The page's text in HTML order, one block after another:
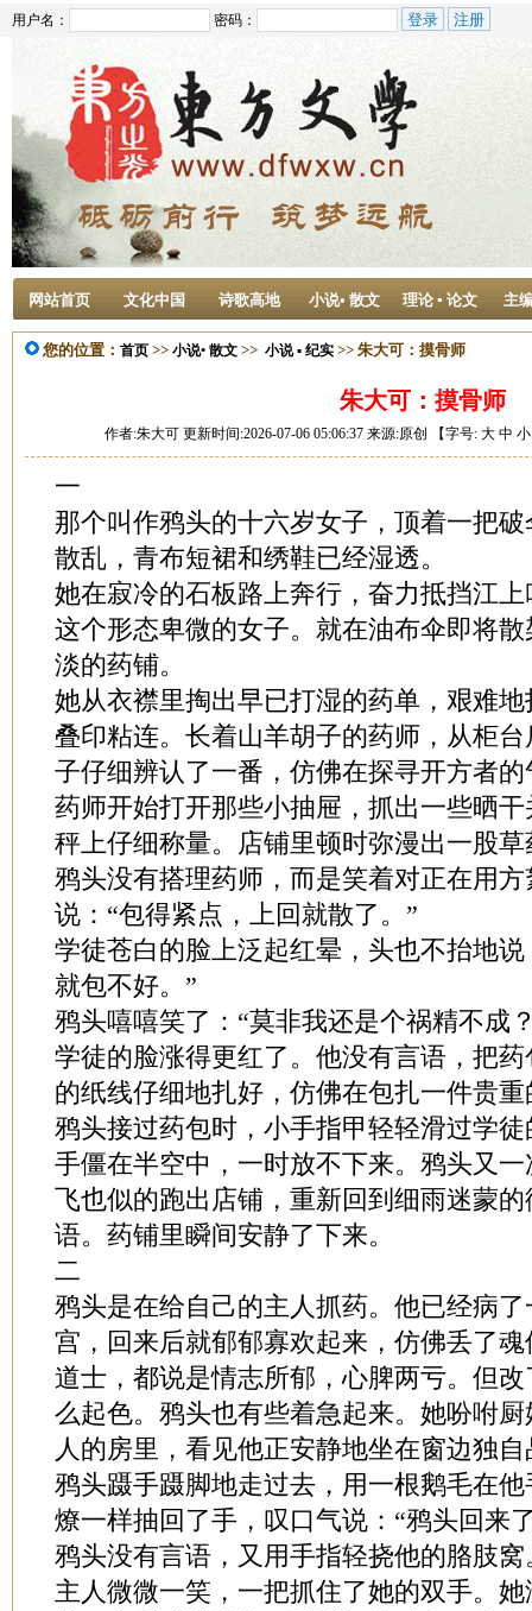
用户名： 密码：
网站首页 文化中国 诗歌高地 小说• 散文 理论 ▪ 论文 主
您的位置： 首页 >> 小说• 散文 >> 小说 ▪ 纪实 >> 朱大可：摸骨师
朱大可：摸骨师
作者:朱大可 更新时间:2026-07-06 05:06:37 来源:原创 【字号: 大 中 小
一
那个叫作鸦头的十六岁女子，顶着一把
散乱，青布短裙和绣鞋已经湿透。
她在寂冷的石板路上奔行，奋力抵挡江
这个形态卑微的女子。就在油布伞即将
淡的药铺。
她从衣襟里掏出早已打湿的药单，艰难
叠印粘连。长着山羊胡子的药师，从柜
子仔细辨认了一番，仿佛在探寻开方者的
药师开始打开那些小抽屉，抓出一些晒
秤上仔细称量。店铺里顿时弥漫出一股
鸦头没有搭理药师，而是笑着对正在用
说：“包得紧点，上回就散了。”
学徒苍白的脸上泛起红晕，头也不抬地
就包不好。”
鸦头嘻嘻笑了：“莫非我还是个祸精不成
学徒的脸涨得更红了。他没有言语，把
的纸线仔细地扎好，仿佛在包扎一件贵
鸦头接过药包时，小手指甲轻轻滑过学
手僵在半空中，一时放不下来。鸦头又
飞也似的跑出店铺，重新回到细雨迷蒙
语。药铺里瞬间安静了下来。
二
鸦头是在给自己的主人抓药。他已经病
宫，回来后就郁郁寡欢起来，仿佛丢了
道士，都说是情志所郁，心脾两亏。但
么起色。鸦头也有些着急起来。她吩咐
人的房里，看见他正安静地坐在窗边独
鸦头蹑手蹑脚地走过去，用一根鹅毛在
燎一样抽回了手，叹口气说：“鸦头回来
鸦头没有言语，又用手指轻挠他的胳肢窝
主人微微一笑，一把抓住了她的双手。